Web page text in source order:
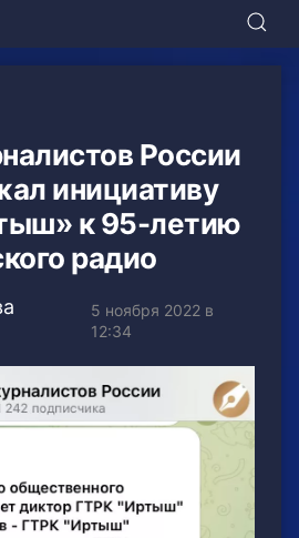
России
инициативу
к 95-летию
радио
5 ноября 2022 в
12:34